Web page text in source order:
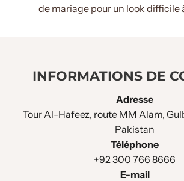
de mariage pour un look difficile
INFORMATIONS DE
Adresse
Tour Al-Hafeez, route MM Alam,
Pakistan
Téléphone
+92 300 766 8666
E-mail